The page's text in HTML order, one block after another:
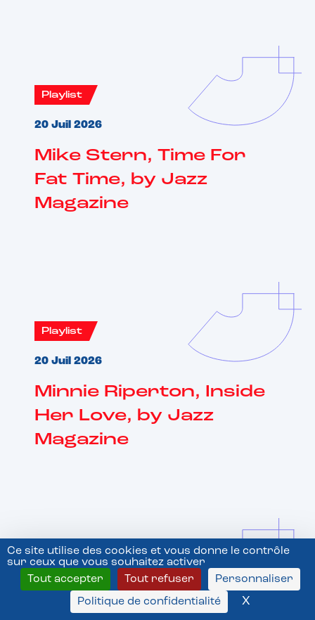
Ce site utilise des cookies et vous donne le contrôle
sur ceux que vous souhaitez activer
Tout accepter
Tout refuser
Personnaliser
Politique de confidentialité
X
Playlist
20 Juil 2026
Mike Stern, Time For
Fat Time, by Jazz
Magazine
Playlist
20 Juil 2026
Minnie Riperton, Inside
Her Love, by Jazz
Magazine
Playlist
20 Juil 2026